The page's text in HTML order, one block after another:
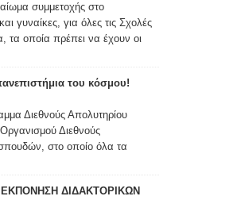
συμμετοχής στο
γυναίκες, για όλες τις Σχολές
οποία πρέπει να έχουν οι
του κόσμου!
Διεθνούς Απολυτηρίου
Διεθνούς
στο οποίο όλα τα
ΔΙΔΑΚΤΟΡΙΚΩΝ